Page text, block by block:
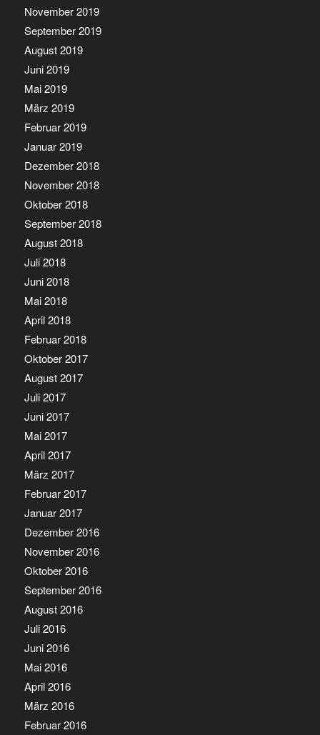
November 2019
September 2019
August 2019
Juni 2019
Mai 2019
März 2019
Februar 2019
Januar 2019
Dezember 2018
November 2018
Oktober 2018
September 2018
August 2018
Juli 2018
Juni 2018
Mai 2018
April 2018
Februar 2018
Oktober 2017
August 2017
Juli 2017
Juni 2017
Mai 2017
April 2017
März 2017
Februar 2017
Januar 2017
Dezember 2016
November 2016
Oktober 2016
September 2016
August 2016
Juli 2016
Juni 2016
Mai 2016
April 2016
März 2016
Februar 2016